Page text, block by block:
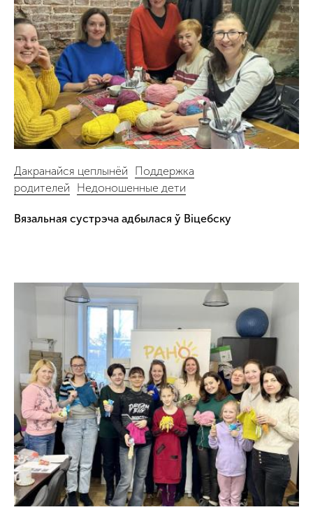
Дакранайся цеплынёй
Поддержка
родителей
Недоношенные дети
Вязальная сустрэча адбылася ў Віцебску